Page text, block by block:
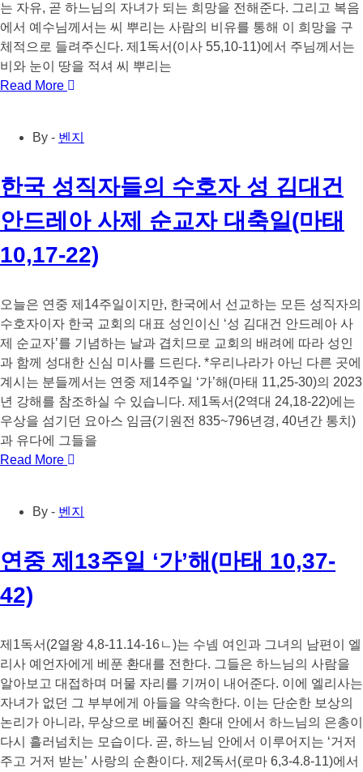
는 자유, 곧 하느님의 자녀가 되는 희망을 전해준다. 그리고 복음
에서 예수님께서는 씨 뿌리는 사람의 비유를 통해 이 희망을 구
체적으로 들려주신다. 제1독서(이사 55,10-11)에서 주님께서는
비와 눈이 땅을 적셔 씨 뿌리는
Read More
By - 벤지
한국 성직자들의 수호자 성 김대건
안드레아 사제 순교자 대축일(마태
10,17-22)
오늘은 연중 제14주일이지만, 한국에서 선교하는 모든 성직자의
수호자이자 한국 교회의 대표 성인이신 ‘성 김대건 안드레아 사
제 순교자’를 기념하는 날과 겹치므로 교회의 배려에 따라 성인
과 함께 성대한 신심 미사를 드린다. *우리나라가 아닌 다른 곳에
계시는 분들께서는 연중 제14주일 ‘가’해(마태 11,25-30)의 2023
년 강해를 참조하실 수 있습니다. 제1독서(2역대 24,18-22)에는
우상을 섬기던 요아스 임금(기원전 835~796년경, 40년간 통치)
과 유다에 그들을
Read More
By - 벤지
연중 제13주일 ‘가’해(마태 10,37-
42)
제1독서(2열왕 4,8-11.14-16ㄴ)는 수넴 여인과 그녀의 남편이 엘
리사 예언자에게 베푼 환대를 전한다. 그들은 하느님의 사람을
알아보고 대접하며 머물 자리를 기꺼이 내어준다. 이에 엘리사는
자녀가 없던 그 부부에게 아들을 약속한다. 이는 단순한 보상의
논리가 아니라, 무상으로 베풀어진 환대 안에서 하느님의 은총이
다시 흘러넘치는 모습이다. 곧, 하느님 안에서 이루어지는 ‘거저
주고 거저 받는’ 사랑의 순환이다. 제2독서(로마 6,3-4.8-11)에서